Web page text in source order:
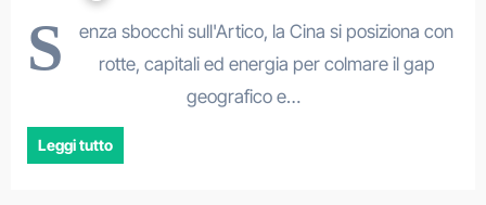
S
enza sbocchi sull'Artico, la Cina si posiziona con
rotte, capitali ed energia per colmare il gap
geografico e…
Leggi tutto